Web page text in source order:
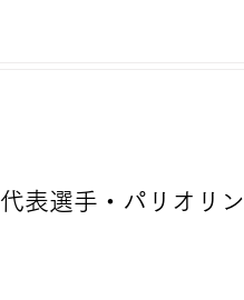
表選手・パリオリ